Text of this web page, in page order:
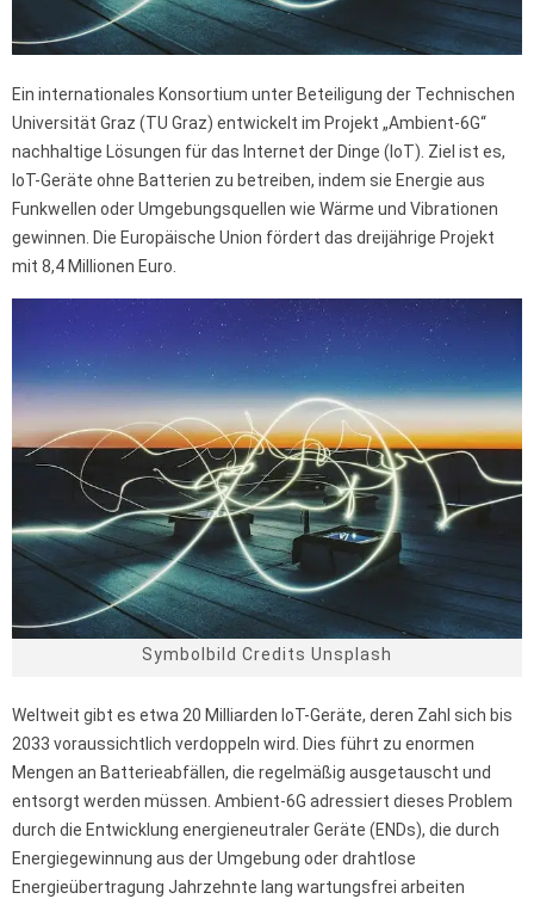
Ein internationales Konsortium unter Beteiligung der Technischen
Universität Graz (TU Graz) entwickelt im Projekt „Ambient-6G“
nachhaltige Lösungen für das Internet der Dinge (IoT). Ziel ist es,
IoT-Geräte ohne Batterien zu betreiben, indem sie Energie aus
Funkwellen oder Umgebungsquellen wie Wärme und Vibrationen
gewinnen. Die Europäische Union fördert das dreijährige Projekt
mit 8,4 Millionen Euro.
Symbolbild Credits Unsplash
Weltweit gibt es etwa 20 Milliarden IoT-Geräte, deren Zahl sich bis
2033 voraussichtlich verdoppeln wird. Dies führt zu enormen
Mengen an Batterieabfällen, die regelmäßig ausgetauscht und
entsorgt werden müssen. Ambient-6G adressiert dieses Problem
durch die Entwicklung energieneutraler Geräte (ENDs), die durch
Energiegewinnung aus der Umgebung oder drahtlose
Energieübertragung Jahrzehnte lang wartungsfrei arbeiten